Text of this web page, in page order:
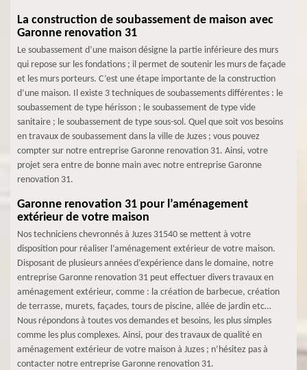
La construction de soubassement de maison avec
Garonne renovation 31
Le soubassement d’une maison désigne la partie inférieure des murs
qui repose sur les fondations ; il permet de soutenir les murs de façade
et les murs porteurs. C’est une étape importante de la construction
d’une maison. Il existe 3 techniques de soubassements différentes : le
soubassement de type hérisson ; le soubassement de type vide
sanitaire ; le soubassement de type sous-sol. Quel que soit vos besoins
en travaux de soubassement dans la ville de Juzes ; vous pouvez
compter sur notre entreprise Garonne renovation 31. Ainsi, votre
projet sera entre de bonne main avec notre entreprise Garonne
renovation 31.
Garonne renovation 31 pour l’aménagement
extérieur de votre maison
Nos techniciens chevronnés à Juzes 31540 se mettent à votre
disposition pour réaliser l’aménagement extérieur de votre maison.
Disposant de plusieurs années d’expérience dans le domaine, notre
entreprise Garonne renovation 31 peut effectuer divers travaux en
aménagement extérieur, comme : la création de barbecue, création
de terrasse, murets, façades, tours de piscine, allée de jardin etc…
Nous répondons à toutes vos demandes et besoins, les plus simples
comme les plus complexes. Ainsi, pour des travaux de qualité en
aménagement extérieur de votre maison à Juzes ; n’hésitez pas à
contacter notre entreprise Garonne renovation 31.